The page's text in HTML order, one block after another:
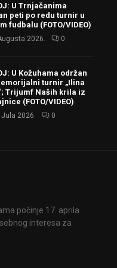
U Trnjačanima
peti po redu turnir u
fudbalu (FOTO/VIDEO)
2026. 0
U Kožuhama održan
turnir „Ilina
Trijumf Naših krila iz
(FOTO/VIDEO)
Jula 2026. 0
počinje 17. aprila
interesa za